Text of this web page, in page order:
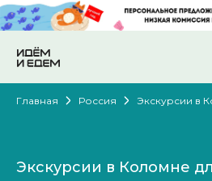
Главная Россия Экскурсии в
Экскурсии в Коломне